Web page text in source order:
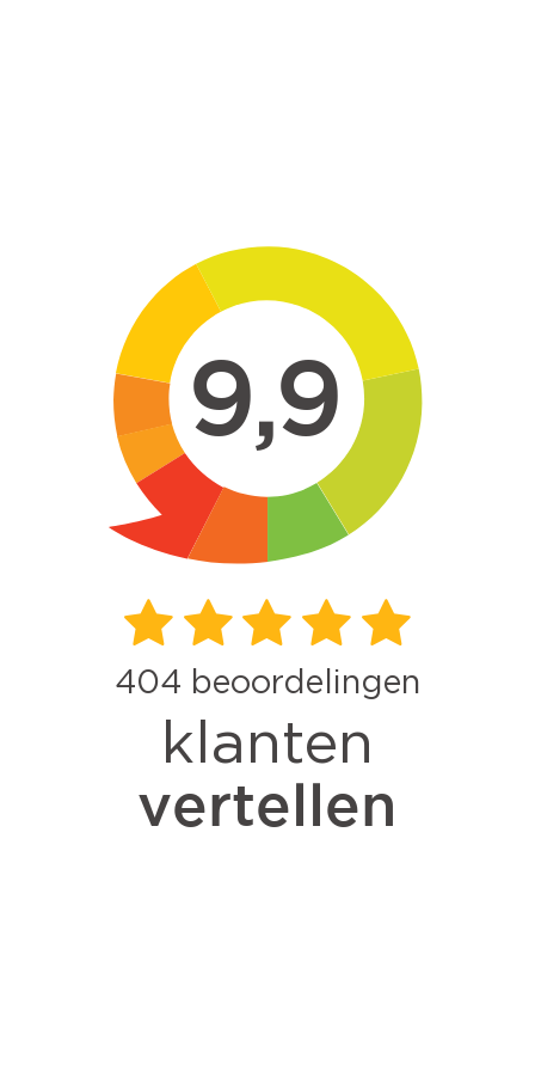
9,9
404 beoordelingen
klanten
vertellen